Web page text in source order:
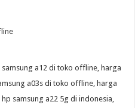
a12 di toko offline, harga
a03s di toko offline, harga
samsung a22 5g di indonesia,